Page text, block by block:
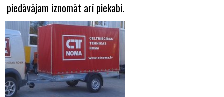
piedāvājam iznomāt arī piekabi.